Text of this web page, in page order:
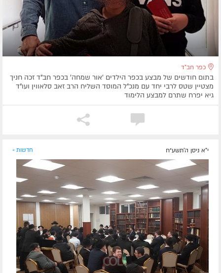
כפר חב"ד
בתום חודשים של מבצע בכפר הילדים 'אור שמחה' בכפר חב"ד זכה חניך
מצטיין שטס לרבי יחד עם מנכ"ל המוסד השליח הרב זאב סלאווין ועו"ד
גיא יפרח שתרם למבצע הלימוד
י"א ניסן ה׳תשע״ח חדשות »